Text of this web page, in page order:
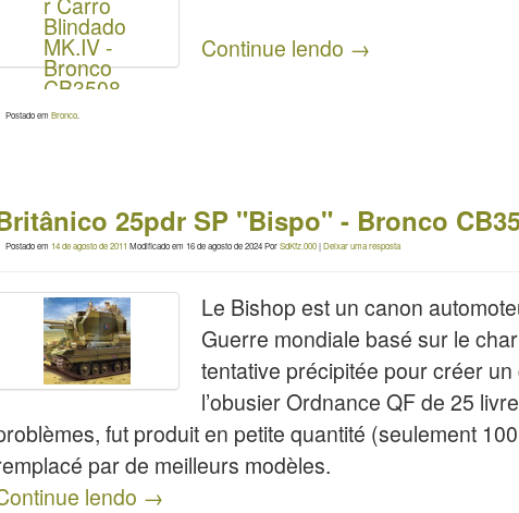
Continue lendo →
Postado em Bronco
25pdr SP "Bispo" - Bronco
Postado em 14 de agosto de 2011 Modificado em 16 de agosto de 2024PorSdKfz.000|Deixar uma resposta
Le Bishop est un canon
Guerre mondiale basé sur le
tentative précipitée pour créer
l’obusier Ordnance QF de 25
fut produit en petite quantité (seulement
par de meilleurs modèles.
lendo →